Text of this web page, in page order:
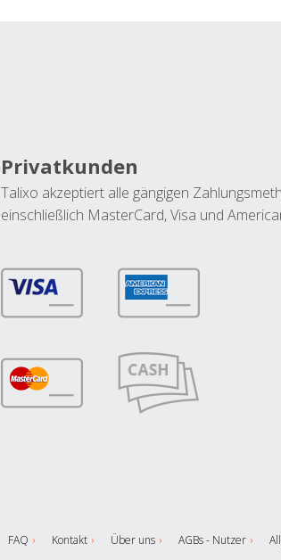
Privatkunden
Talixo akzeptiert alle gängigen
einschließlich MasterCard, Visa und
FAQ Kontakt Über uns AGBs - Nutzer